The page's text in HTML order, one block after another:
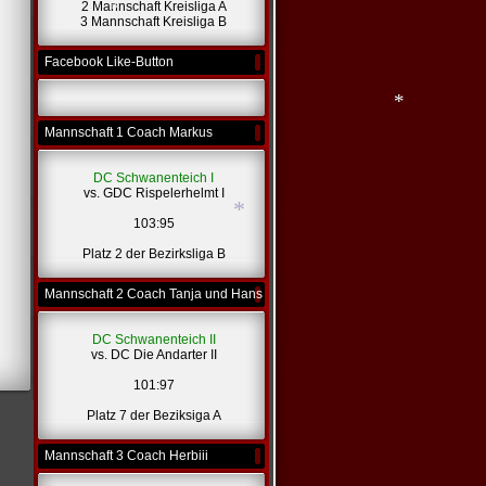
2 Mannschaft Kreisliga A
3 Mannschaft Kreisliga B
Facebook Like-Button
Mannschaft 1 Coach Markus
DC Schwanenteich I
vs. GDC Rispelerhelmt I
103:95
Platz 2 der Bezirksliga B
Mannschaft 2 Coach Tanja und Hans
DC Schwanenteich II
vs. DC Die Andarter II
101:97
Platz 7 der Beziksiga A
Mannschaft 3 Coach Herbiii
*
*